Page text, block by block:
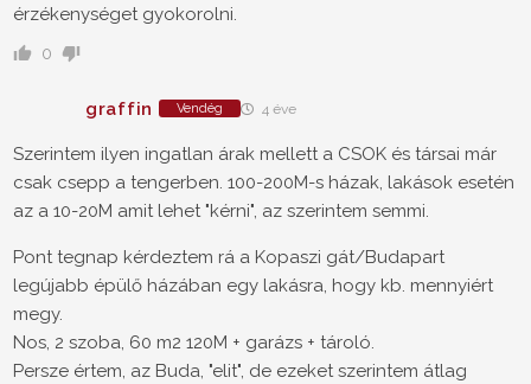
érzékenységet gyokorolni.
0
graffin Vendég 4 éve
Szerintem ilyen ingatlan árak mellett a CSOK és társai már
csak csepp a tengerben. 100-200M-s házak, lakások esetén
az a 10-20M amit lehet "kérni", az szerintem semmi.
Pont tegnap kérdeztem rá a Kopaszi gát/Budapart
legújabb épülő házában egy lakásra, hogy kb. mennyiért
megy.
Nos, 2 szoba, 60 m2 120M + garázs + tároló.
Persze értem, az Buda, "elit", de ezeket szerintem átlag